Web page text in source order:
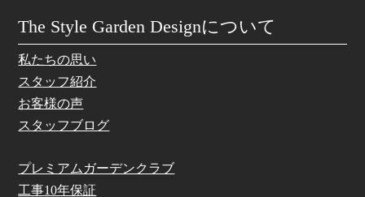
The Style Garden Designについて
私たちの思い
スタッフ紹介
お客様の声
スタッフブログ
プレミアムガーデンクラブ
工事10年保証